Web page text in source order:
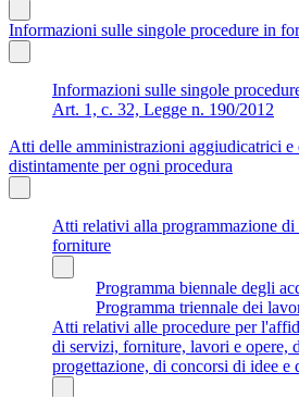
Informazioni sulle singole procedure in
Informazioni sulle singole
Art. 1, c. 32, Legge n. 190/2012
Atti delle amministrazioni aggiudicatrici
distintamente per ogni procedura
Atti relativi alla programmazione
forniture
Programma biennale degli
Programma triennale dei
Atti relativi alle procedure per
di servizi, forniture, lavori e opere,
progettazione, di concorsi di idee e